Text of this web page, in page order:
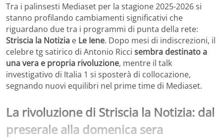
Tra i palinsesti Mediaset per la stagione 2025-2026 si
stanno profilando cambiamenti significativi che
riguardano due tra i programmi di punta della rete:
Striscia la Notizia e Le Iene. Dopo mesi di indiscrezioni, il
celebre tg satirico di Antonio Ricci sembra destinato a
una vera e propria rivoluzione, mentre il talk
investigativo di Italia 1 si sposterà di collocazione,
segnando nuovi equilibri nel prime time di Mediaset.
La rivoluzione di Striscia la Notizia: dal
preserale alla domenica sera